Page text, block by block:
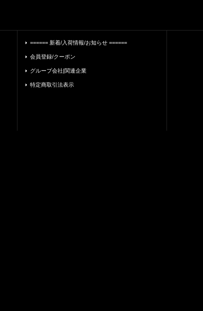
====== 新着/入荷情報/お知らせ ======
会員登録/クーポン
グループ会社|関連企業
特定商取引法表示